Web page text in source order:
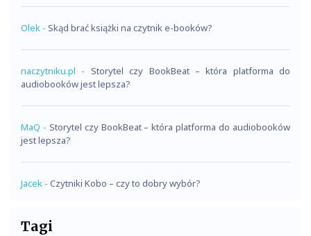
Olek - Skąd brać książki na czytnik e-booków?
naczytniku.pl - Storytel czy BookBeat – która platforma do
audiobooków jest lepsza?
MaQ - Storytel czy BookBeat – która platforma do audiobooków
jest lepsza?
Jacek - Czytniki Kobo – czy to dobry wybór?
Tagi